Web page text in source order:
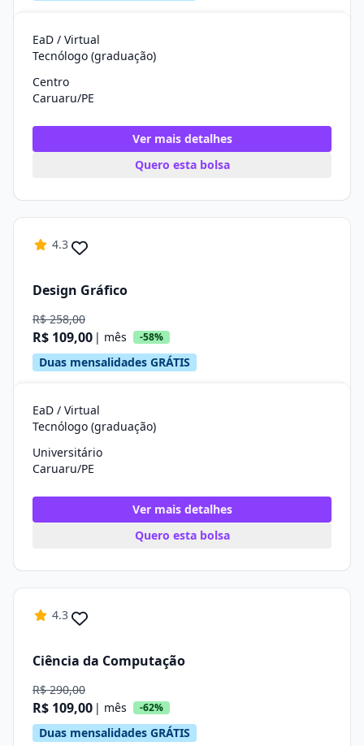
EaD / Virtual
Tecnólogo (graduação)
Centro
Caruaru/PE
Ver mais detalhes
Quero esta bolsa
4.3
Design Gráfico
R$ 258,00
R$ 109,00 | mês -58%
Duas mensalidades GRÁTIS
EaD / Virtual
Tecnólogo (graduação)
Universitário
Caruaru/PE
Ver mais detalhes
Quero esta bolsa
4.3
Ciência da Computação
R$ 290,00
R$ 109,00 | mês -62%
Duas mensalidades GRÁTIS